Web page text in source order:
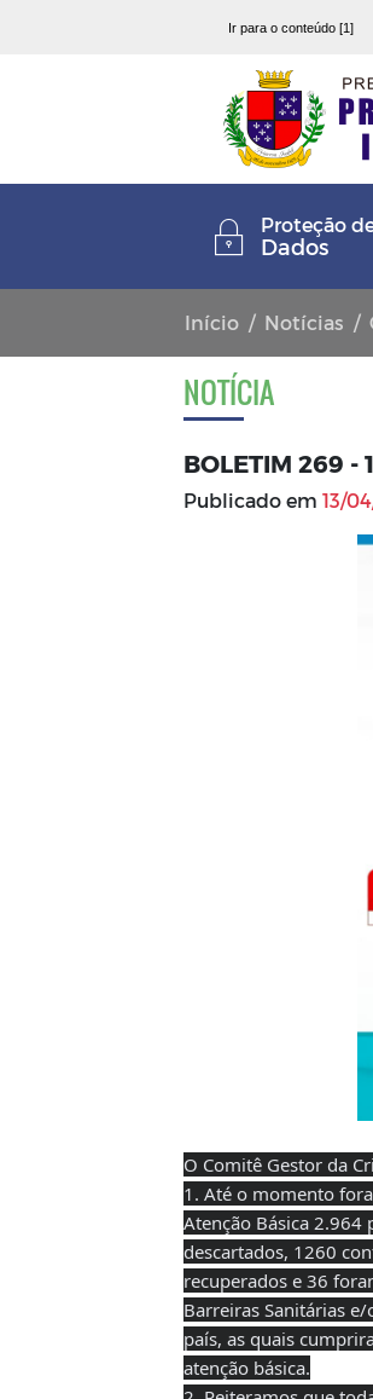
Ir para o conteúdo [1]
Proteção
Dados
Início Notícias
NOTÍCIA
BOLETIM 269 -
Publicado em 13/
O Comitê Gestor da
1. Até o momento
Atenção Básica 2.964
descartados, 1260
recuperados e 36
Barreiras Sanitárias
país, as quais
atenção básica.